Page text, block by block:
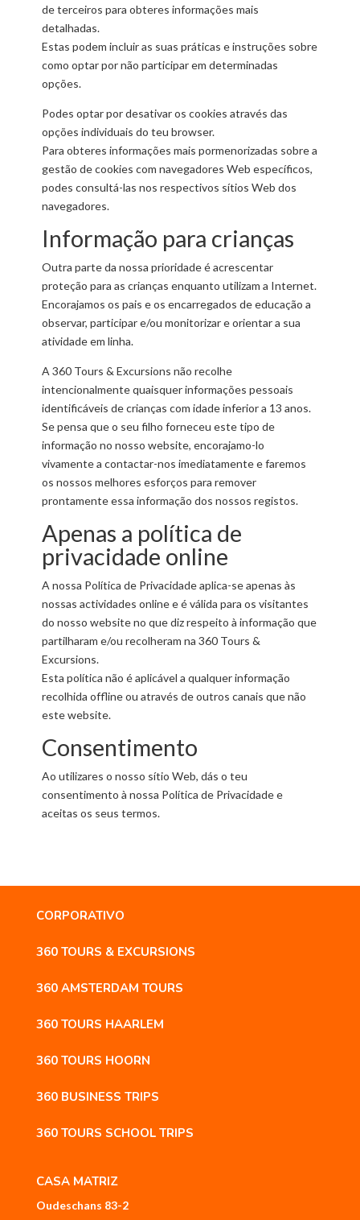
de terceiros para obteres informações mais
detalhadas.
Estas podem incluir as suas práticas e instruções sobre
como optar por não participar em determinadas
opções.
Podes optar por desativar os cookies através das
opções individuais do teu browser.
Para obteres informações mais pormenorizadas sobre a
gestão de cookies com navegadores Web específicos,
podes consultá-las nos respectivos sítios Web dos
navegadores.
Informação para crianças
Outra parte da nossa prioridade é acrescentar
proteção para as crianças enquanto utilizam a Internet.
Encorajamos os pais e os encarregados de educação a
observar, participar e/ou monitorizar e orientar a sua
atividade em linha.
A 360 Tours & Excursions não recolhe
intencionalmente quaisquer informações pessoais
identificáveis de crianças com idade inferior a 13 anos.
Se pensa que o seu filho forneceu este tipo de
informação no nosso website, encorajamo-lo
vivamente a contactar-nos imediatamente e faremos
os nossos melhores esforços para remover
prontamente essa informação dos nossos registos.
Apenas a política de
privacidade online
A nossa Política de Privacidade aplica-se apenas às
nossas actividades online e é válida para os visitantes
do nosso website no que diz respeito à informação que
partilharam e/ou recolheram na 360 Tours &
Excursions.
Esta política não é aplicável a qualquer informação
recolhida offline ou através de outros canais que não
este website.
Consentimento
Ao utilizares o nosso sítio Web, dás o teu
consentimento à nossa Política de Privacidade e
aceitas os seus termos.
CORPORATIVO
360 TOURS & EXCURSIONS
360 AMSTERDAM TOURS
360 TOURS HAARLEM
360 TOURS HOORN
360 BUSINESS TRIPS
360 TOURS SCHOOL TRIPS
CASA MATRIZ
Oudeschans 83-2